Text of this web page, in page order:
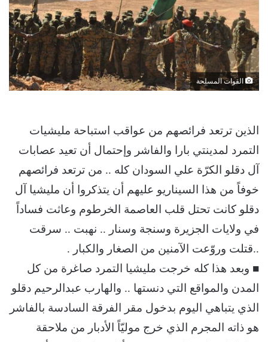
القوات المسلحة
الذين ترتعد فرائصهم من عواقب استباحة مليشيات
التمرد لمدينتي بارا والفاشر وإحتمال أن تعيد عصابات
آل دقلو الكرّة علي السودان كله .. من ترتعد فرائصهم
خوفاً من هذا السيناريو عليهم أن يتذكروا أن مليشيا آل
دقلو كانت تحتل قلب العاصمة الخرطوم وعاثت فساداً
في ولايات الجزيرة وسنجة وسنار .. نهبت .. سرقت
..قتلت وروّعت الآمنين من الصغار والكبار .
■ وبعد هذا كله خرجت مليشيا التمرد صاغرة من كل
المدن والمواقع التي دنستها .. والهارب عبدالرحيم دقلو
الذي يتباهي اليوم بدخول مقر الفرقة السادسة بالفاشر
هو ذاته المجرم الذي خرج موليّاً الأدبار من ملاحقة